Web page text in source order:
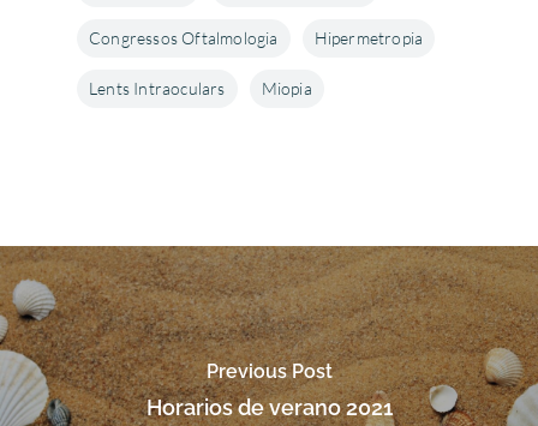
Congressos Oftalmologia Hipermetropia
Lents Intraoculars Miopia
Previous Post
Horarios de verano 2021